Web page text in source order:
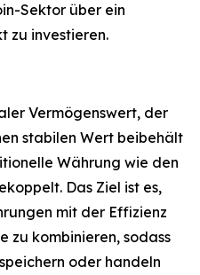
Sektor über ein
zu investieren.
Vermögenswert, der
stabilen Wert beibehält
Währung wie den
Das Ziel ist es,
mit der Effizienz
zu kombinieren, sodass
oder handeln